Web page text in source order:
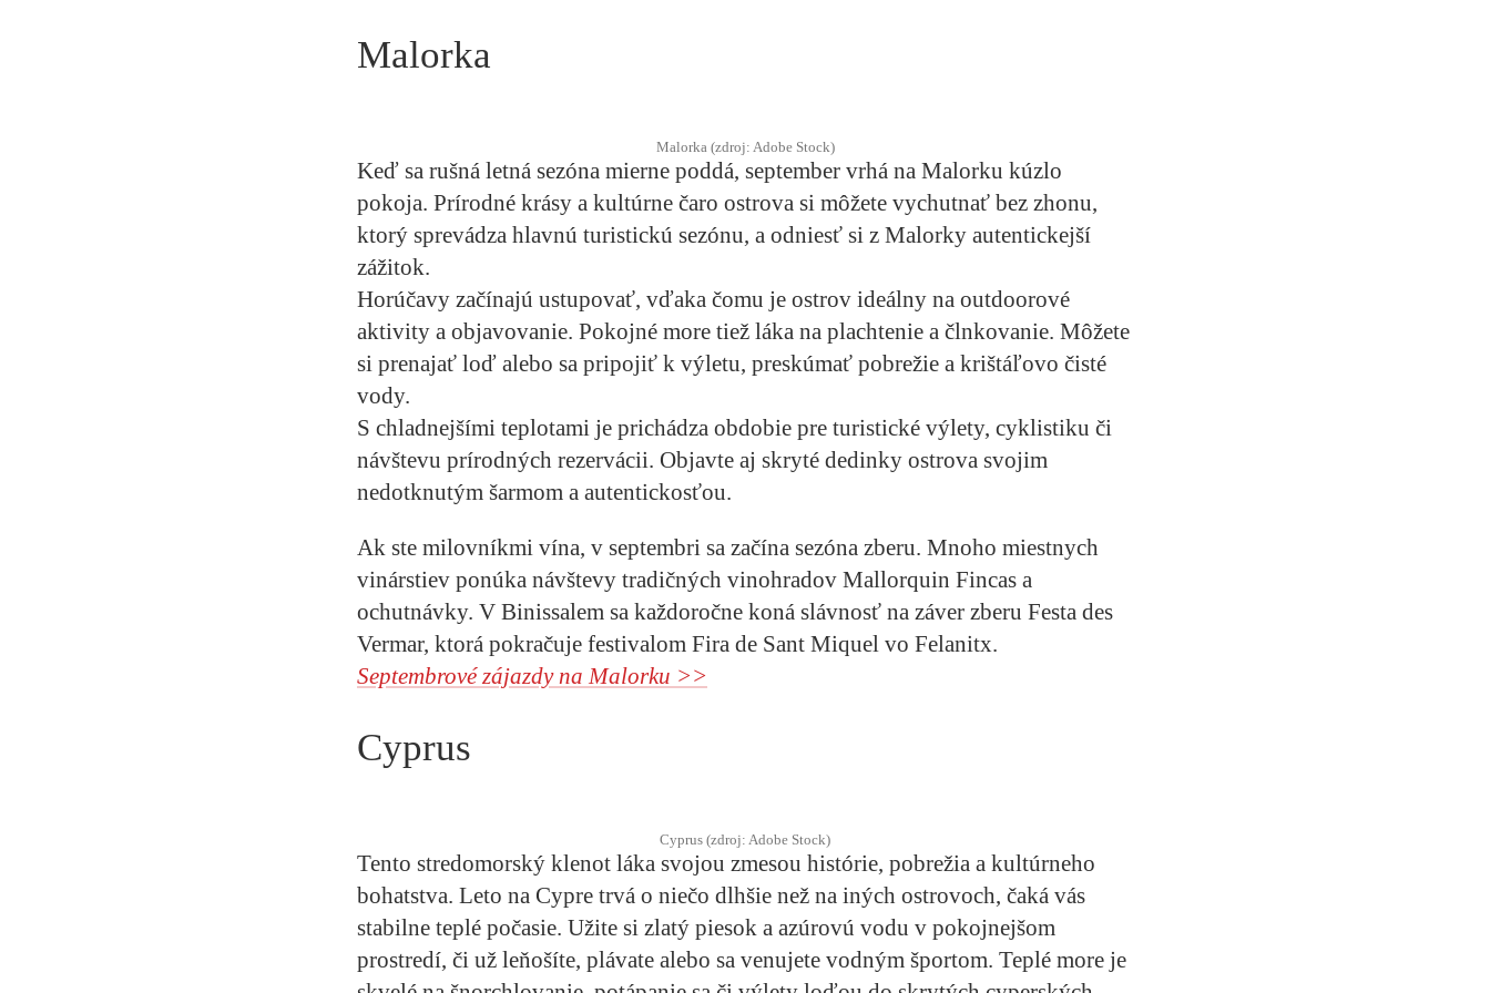
Malorka
Malorka (zdroj: Adobe Stock)
Keď sa rušná letná sezóna mierne poddá, september vrhá na Malorku kúzlo
pokoja. Prírodné krásy a kultúrne čaro ostrova si môžete vychutnať bez zhonu,
ktorý sprevádza hlavnú turistickú sezónu, a odniesť si z Malorky autentickejší
zážitok.
Horúčavy začínajú ustupovať, vďaka čomu je ostrov ideálny na outdoorové
aktivity a objavovanie. Pokojné more tiež láka na plachtenie a člnkovanie. Môžete
si prenajať loď alebo sa pripojiť k výletu, preskúmať pobrežie a krištáľovo čisté
vody.
S chladnejšími teplotami je prichádza obdobie pre turistické výlety, cyklistiku či
návštevu prírodných rezervácii. Objavte aj skryté dedinky ostrova svojim
nedotknutým šarmom a autentickosťou.
Ak ste milovníkmi vína, v septembri sa začína sezóna zberu. Mnoho miestnych
vinárstiev ponúka návštevy tradičných vinohradov Mallorquin Fincas a
ochutnávky. V Binissalem sa každoročne koná slávnosť na záver zberu Festa des
Vermar, ktorá pokračuje festivalom Fira de Sant Miquel vo Felanitx.
Septembrové zájazdy na Malorku >>
Cyprus
Cyprus (zdroj: Adobe Stock)
Tento stredomorský klenot láka svojou zmesou histórie, pobrežia a kultúrneho
bohatstva. Leto na Cypre trvá o niečo dlhšie než na iných ostrovoch, čaká vás
stabilne teplé počasie. Užite si zlatý piesok a azúrovú vodu v pokojnejšom
prostredí, či už leňošíte, plávate alebo sa venujete vodným športom. Teplé more je